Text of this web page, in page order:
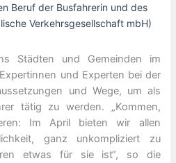
Beruf der Busfahrerin und des
Verkehrsgesellschaft mbH)
Städten und Gemeinden im
und Experten bei der
und Wege, um als
tätig zu werden. „Kommen,
Im April bieten wir allen
ganz unkompliziert zu
etwas für sie ist“, so die